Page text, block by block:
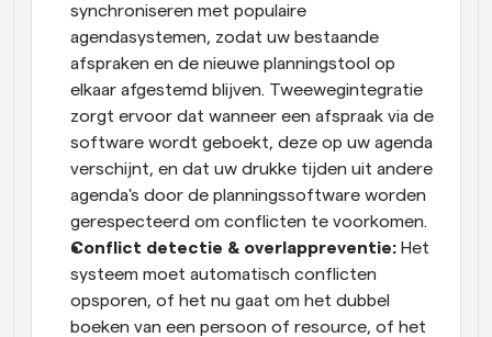
synchroniseren met populaire
agendasystemen, zodat uw bestaande
afspraken en de nieuwe planningstool op
elkaar afgestemd blijven. Tweewegintegratie
zorgt ervoor dat wanneer een afspraak via de
software wordt geboekt, deze op uw agenda
verschijnt, en dat uw drukke tijden uit andere
agenda's door de planningssoftware worden
gerespecteerd om conflicten te voorkomen.
Conflict detectie & overlappreventie: Het
systeem moet automatisch conflicten
opsporen, of het nu gaat om het dubbel
boeken van een persoon of resource, of het